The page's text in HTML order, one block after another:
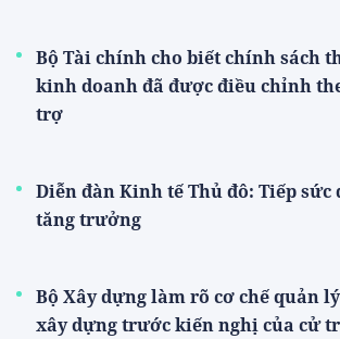
Bộ Tài chính cho biết chính sách
kinh doanh đã được điều chỉnh
trợ
Diễn đàn Kinh tế Thủ đô: Tiếp sức
tăng trưởng
Bộ Xây dựng làm rõ cơ chế quản
xây dựng trước kiến nghị của cử